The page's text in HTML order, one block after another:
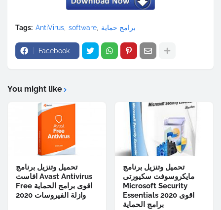
Tags: AntiVirus software برامج حماية
Facebook
You might like
تحميل وتنزيل برنامج
افاست Avast Antivirus
Free اقوى برامج الحماية
وازلة الفيروسات 2020
تحميل وتنزيل برنامج
مايكروسوفت سكيورتى
Microsoft Security
Essentials 2020 اقوى
برامج الحماية